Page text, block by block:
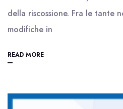
della riscossione. Fra le tante
modifiche in
READ MORE